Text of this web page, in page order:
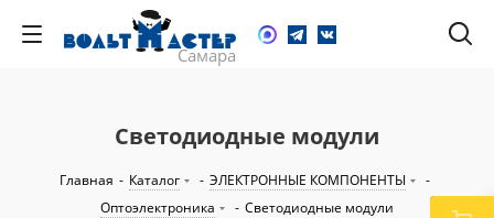
Светодиодные модули
Главная - Каталог - ЭЛЕКТРОННЫЕ КОМПОНЕНТЫ
-
Оптоэлектроника
- Светодиодные модули